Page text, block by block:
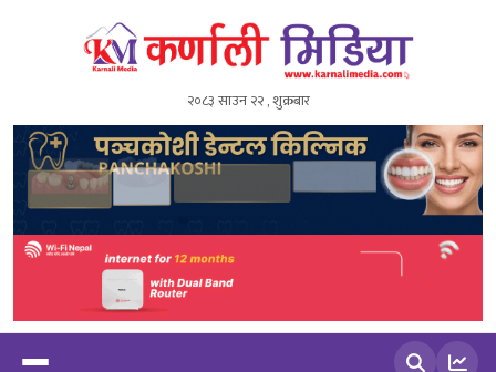
२०८३ साउन २२ , शुक्रबार